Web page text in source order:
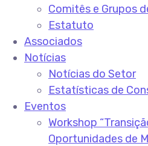
Comitês e Grupos
Estatuto
Associados
Notícias
Notícias do Setor
Estatísticas de
Eventos
Workshop
Oportunidades de